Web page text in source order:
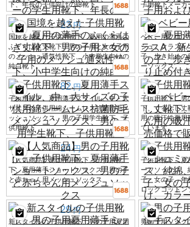
下、年長の子供向けの綿靴下。
子用靴下メーカ
23 円
国境を越えた子供用靴下、夏用の薄手の
ふくらはぎ丈靴下、男の子用と女の子用
のメッシュ通気性靴下、小中学生向けの
純白靴下。
ベビー用フロア
シュ、クラスA
子、歩き始めの
ーソックス
82 円
子供用靴下、夏用薄手スタイル、中・大
サイズの子供用綿シームレス抗菌防毛メ
ッシュソックス、男の子用学生靴下、子
供用靴下
子供用靴下、男
下、くるぶし丈
用の吸汗性夏用
ています。
24 円
【人気商品】男の子用靴下、子供用靴
下、夏用薄手ショートソックス、男の子
と赤ちゃん用メッシュソックス
子供用靴下、夏
ーフソックス、
子、女の子、年
ロックコットン
29 円
新スタイルの子供用靴下、男の子用夏用
男の子用ソック